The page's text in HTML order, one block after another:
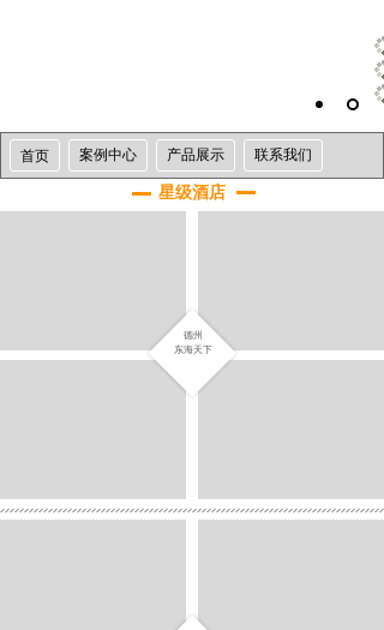
首页 案例中心 产品展示 联系我们
星级酒店
德州
东海天下